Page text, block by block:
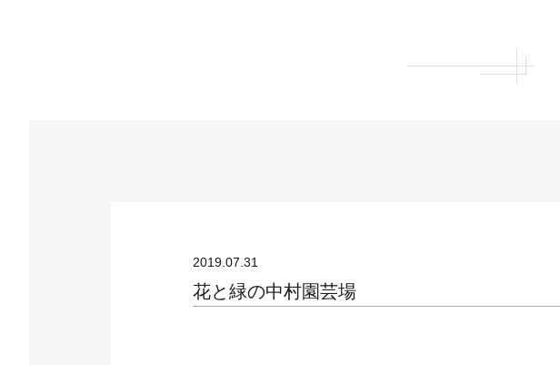
2019.07.31
花と緑の中村園芸場